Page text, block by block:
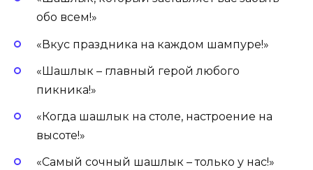
обо всем!»
«Вкус праздника на каждом шампуре!»
«Шашлык – главный герой любого
пикника!»
«Когда шашлык на столе, настроение на
высоте!»
«Самый сочный шашлык – только у нас!»